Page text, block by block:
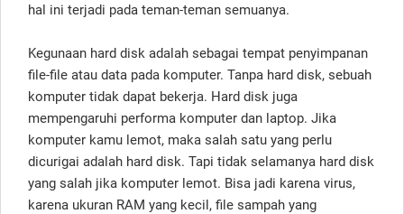
hal ini terjadi pada teman-teman semuanya.
Kegunaan hard disk adalah sebagai tempat penyimpanan
file-file atau data pada komputer. Tanpa hard disk, sebuah
komputer tidak dapat bekerja. Hard disk juga
mempengaruhi performa komputer dan laptop. Jika
komputer kamu lemot, maka salah satu yang perlu
dicurigai adalah hard disk. Tapi tidak selamanya hard disk
yang salah jika komputer lemot. Bisa jadi karena virus,
karena ukuran RAM yang kecil, file sampah yang